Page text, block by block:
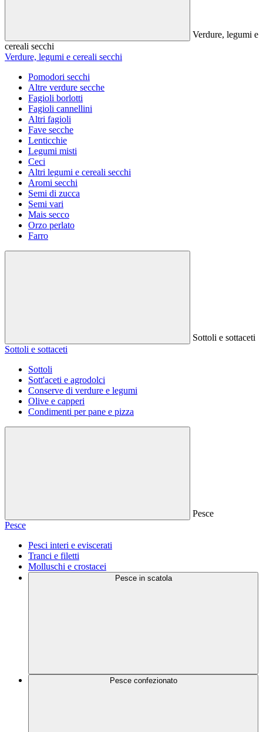
Verdure, legumi e
cereali secchi
Verdure, legumi e cereali secchi
Pomodori secchi
Altre verdure secche
Fagioli borlotti
Fagioli cannellini
Altri fagioli
Fave secche
Lenticchie
Legumi misti
Ceci
Altri legumi e cereali secchi
Aromi secchi
Semi di zucca
Semi vari
Mais secco
Orzo perlato
Farro
Sottoli e sottaceti
Sottoli e sottaceti
Sottoli
Sott'aceti e agrodolci
Conserve di verdure e legumi
Olive e capperi
Condimenti per pane e pizza
Pesce
Pesce
Pesci interi e eviscerati
Tranci e filetti
Molluschi e crostacei
Pesce in scatola
Pesce confezionato